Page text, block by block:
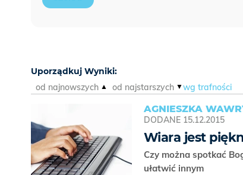
Uporządkuj Wyniki:
od najnowszych
od najstarszych wg trafności
AGNIESZKA
DODANE 15.12.2015
Wiara jest
Czy można spotkać
ułatwić innym